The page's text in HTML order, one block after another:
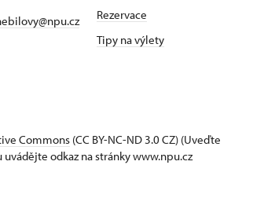
Rezervace
Tipy na výlety
Commons (CC BY-NC-ND 3.0 CZ) (Uveďte
odkaz na stránky www.npu.cz